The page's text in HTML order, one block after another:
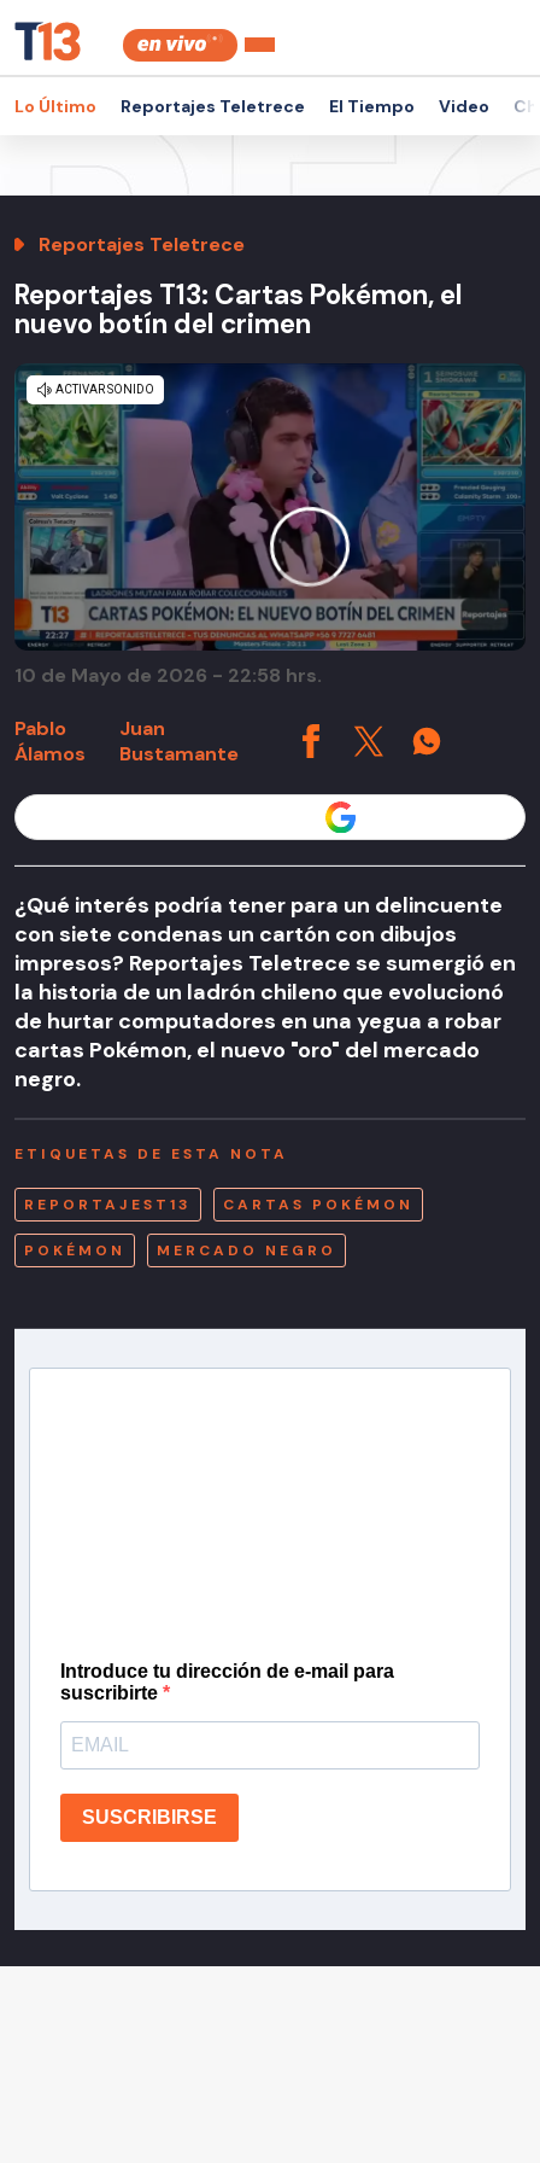
Lo Último Reportajes Teletrece El Tiempo Video
Reportajes Teletrece
Reportajes T13: Cartas Pokémon, el
nuevo botín del crimen
Pablo
Álamos
Juan
Bustamante
10 de Mayo de 2026 - 22:58 hrs.
¿Qué interés podría tener para un delincuente
con siete condenas un cartón con dibujos
impresos? Reportajes Teletrece se sumergió en
la historia de un ladrón chileno que evolucionó
de hurtar computadores en una yegua a robar
cartas Pokémon, el nuevo "oro" del mercado
negro.
ETIQUETAS DE ESTA NOTA
REPORTAJEST13 CARTAS POKÉMON
POKÉMON MERCADO NEGRO
Introduce tu dirección de e-mail para
suscribirte
SUSCRIBIRSE